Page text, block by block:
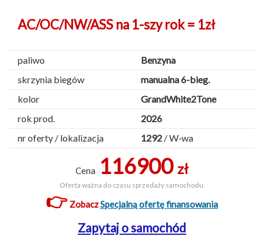
AC/OC/NW/ASS na 1-szy rok = 1zł
paliwo
Benzyna
skrzynia biegów
manualna 6-bieg.
kolor
GrandWhite2Tone
rok prod.
2026
nr oferty / lokalizacja
1292 / W‑wa
Cena 116900 zł
Oferta ważna do czasu sprzedaży samochodu.
👉ZobaczSpecjalną ofertę finansowania
Zapytaj o samochód